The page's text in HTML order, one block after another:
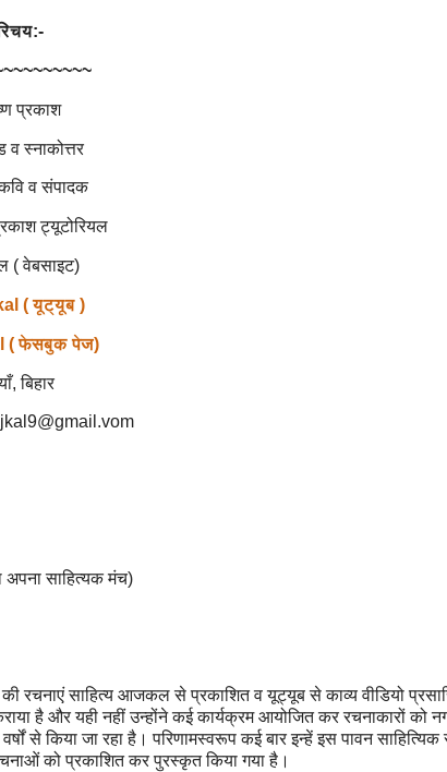
प्रकाश
व स्नाकोत्तर
व संपादक
ट्यूटोरियल
( वेबसाइट)
( यूट्यूब )
( फेसबुक पेज)
बिहार
साहित्यक मंच)
रचनाएं साहित्य आजकल से प्रकाशित व यूट्यूब से काव्य वीडियो
है और यही नहीं उन्होंने कई कार्यक्रम आयोजित कर रचनाकारों को
से किया जा रहा है। परिणामस्वरूप कई बार इन्हें इस पावन साहित्यिक
को प्रकाशित कर पुरस्कृत किया गया है।